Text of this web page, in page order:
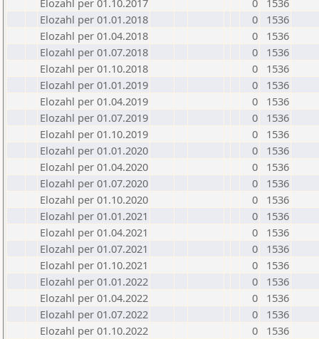
Elozahl per 01.10.2017
0
1536
Elozahl per 01.01.2018
0
1536
Elozahl per 01.04.2018
0
1536
Elozahl per 01.07.2018
0
1536
Elozahl per 01.10.2018
0
1536
Elozahl per 01.01.2019
0
1536
Elozahl per 01.04.2019
0
1536
Elozahl per 01.07.2019
0
1536
Elozahl per 01.10.2019
0
1536
Elozahl per 01.01.2020
0
1536
Elozahl per 01.04.2020
0
1536
Elozahl per 01.07.2020
0
1536
Elozahl per 01.10.2020
0
1536
Elozahl per 01.01.2021
0
1536
Elozahl per 01.04.2021
0
1536
Elozahl per 01.07.2021
0
1536
Elozahl per 01.10.2021
0
1536
Elozahl per 01.01.2022
0
1536
Elozahl per 01.04.2022
0
1536
Elozahl per 01.07.2022
0
1536
Elozahl per 01.10.2022
0
1536